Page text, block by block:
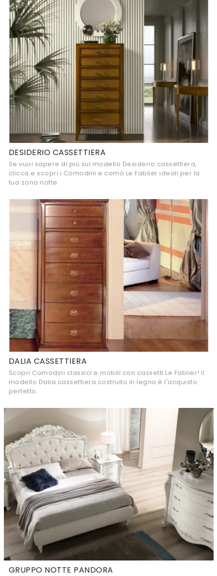
DESIDERIO CASSETTIERA
Se vuoi sapere di più sul modello Desiderio cassettiera,
clicca e scopri i Comodini e comò Le Fablier ideali per la
tua zona notte.
DALIA CASSETTIERA
Scopri Comodini classici e mobili con cassetti Le Fablier! Il
modello Dalia cassettiera costruito in legno è l'acquisto
perfetto.
GRUPPO NOTTE PANDORA